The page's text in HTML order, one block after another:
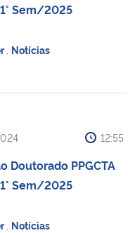
Sem/2025
Notícias
12:55
Doutorado PPGCTA
Sem/2025
Notícias